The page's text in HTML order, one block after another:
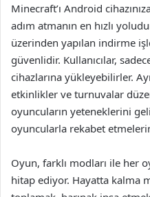
Minecraft’ı Android
adım atmanın en hızlı
üzerinden yapılan indirme
güvenlidir. Kullanıcılar,
cihazlarına yükleyebilirler.
etkinlikler ve turnuvalar
oyuncuların yeteneklerini
oyuncularla rekabet
Oyun, farklı modları ile her
hitap ediyor. Hayatta kalma